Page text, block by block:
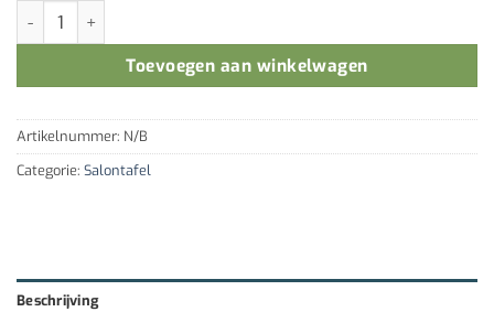
Salonafel Textiel ♻ Wit aantal
Toevoegen aan winkelwagen
Artikelnummer: N/B
Categorie: Salontafel
Beschrijving